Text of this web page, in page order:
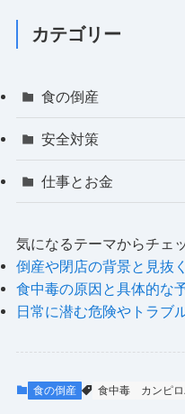
カテゴリー
食の倒産
安全対策
仕事とお金
気になるテーマからチェ
倒産や閉店の背景と見抜
食中毒の原因と具体的な
日常に潜む危険やトラブ
食の倒産 食中毒 カンピ